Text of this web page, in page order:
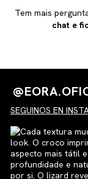
oficial.
com materiais
Tem mais
chat e
SEGUINOS EN